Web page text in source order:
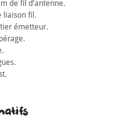
de fil d’antenne.
liaison fil.
émetteur.